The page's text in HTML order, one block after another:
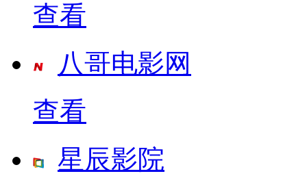
查看
八哥电影网
查看
星辰影院